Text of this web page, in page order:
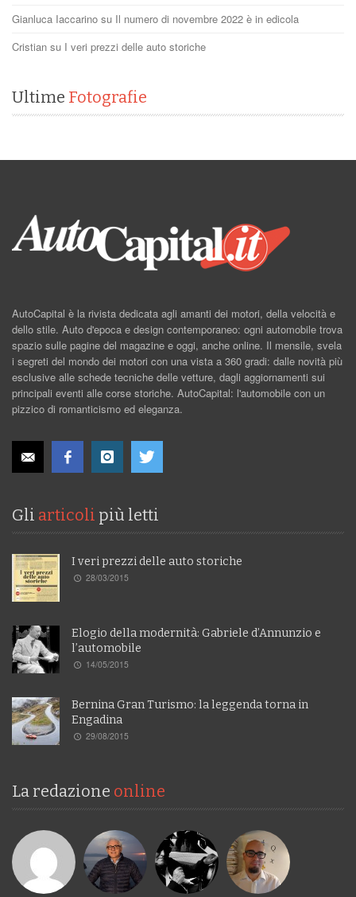
Gianluca Iaccarino su Il numero di novembre 2022 è in edicola
Cristian su I veri prezzi delle auto storiche
Ultime Fotografie
AutoCapital è la rivista dedicata agli amanti dei motori, della velocità e
dello stile. Auto d'epoca e design contemporaneo: ogni automobile trova
spazio sulle pagine del magazine e oggi, anche online. Il mensile, svela
i segreti del mondo dei motori con una vista a 360 gradi: dalle novità più
esclusive alle schede tecniche delle vetture, dagli aggiornamenti sui
principali eventi alle corse storiche. AutoCapital: l'automobile con un
pizzico di romanticismo ed eleganza.
Gli articoli più letti
I veri prezzi delle auto storiche
28/03/2015
Elogio della modernità: Gabriele d’Annunzio e
l’automobile
14/05/2015
Bernina Gran Turismo: la leggenda torna in
Engadina
29/08/2015
La redazione online